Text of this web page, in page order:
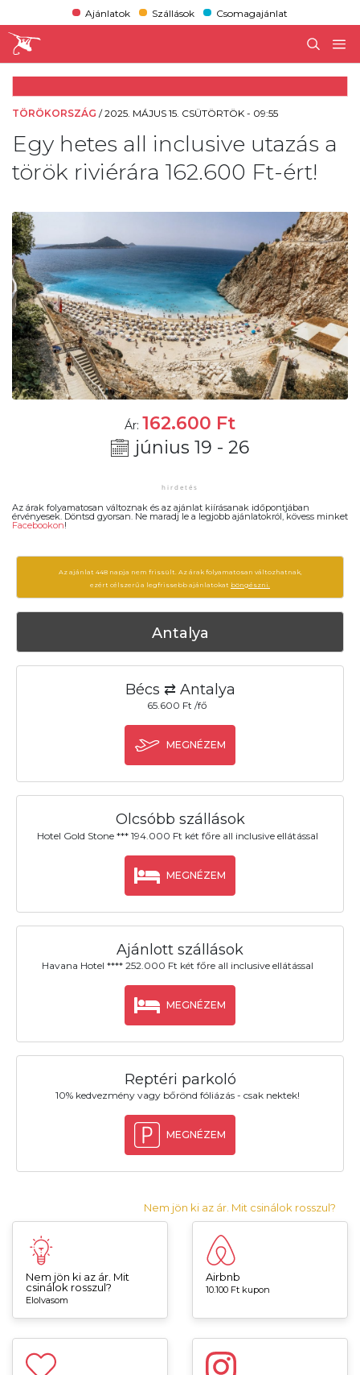
Ajánlatok Szállások Csomagajánlat
TÖRÖKORSZÁG /2025. MÁJUS 15. CSÜTÖRTÖK - 09:55
Egy hetes all inclusive utazás a
török riviérára 162.600 Ft-ért!
Ár: 162.600 Ft
június 19 - 26
Az árak folyamatosan változnak és az ajánlat kiírásanak időpontjában
érvényesek. Döntsd gyorsan. Ne maradj le a legjobb ajánlatokról, kövess minket
Facebookon!
Az ajánlat 448 napja nem frissült. Az árak folyamatosan változhatnak,
ezért célszerű a legfrissebb ajánlatokat böngészni.
Antalya
Bécs ⇄ Antalya
65.600 Ft /fő
MEGNÉZEM
Olcsóbb szállások
Hotel Gold Stone *** 194.000 Ft két főre all inclusive ellátással
MEGNÉZEM
Ajánlott szállások
Havana Hotel **** 252.000 Ft két főre all inclusive ellátással
MEGNÉZEM
Reptéri parkoló
10% kedvezmény vagy bőrönd fóliázás - csak nektek!
MEGNÉZEM
Nem jön ki az ár. Mit csinálok rosszul?
Nem jön ki az ár. Mit
csinálok rosszul?
Elolvasom
Airbnb
10.100 Ft kupon